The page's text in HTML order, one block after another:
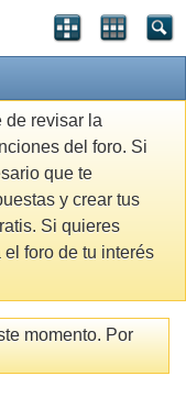
de revisar la
del foro. Si
que te
y crear tus
Si quieres
foro de tu interés
momento. Por